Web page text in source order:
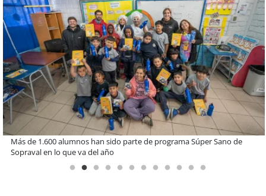
Estudiantes de la UCN desarrollan tecnología para modernizar la
operación de Ultraport Coquimbo